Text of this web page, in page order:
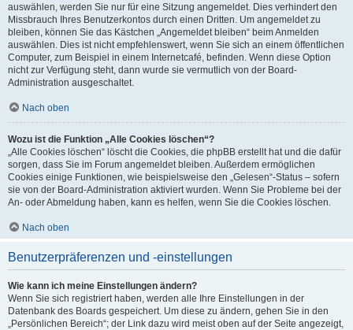
auswählen, werden Sie nur für eine Sitzung angemeldet. Dies verhindert den
Missbrauch Ihres Benutzerkontos durch einen Dritten. Um angemeldet zu
bleiben, können Sie das Kästchen „Angemeldet bleiben“ beim Anmelden
auswählen. Dies ist nicht empfehlenswert, wenn Sie sich an einem öffentlichen
Computer, zum Beispiel in einem Internetcafé, befinden. Wenn diese Option
nicht zur Verfügung steht, dann wurde sie vermutlich von der Board-
Administration ausgeschaltet.
Nach oben
Wozu ist die Funktion „Alle Cookies löschen“?
„Alle Cookies löschen“ löscht die Cookies, die phpBB erstellt hat und die dafür
sorgen, dass Sie im Forum angemeldet bleiben. Außerdem ermöglichen
Cookies einige Funktionen, wie beispielsweise den „Gelesen“-Status – sofern
sie von der Board-Administration aktiviert wurden. Wenn Sie Probleme bei der
An- oder Abmeldung haben, kann es helfen, wenn Sie die Cookies löschen.
Nach oben
Benutzerpräferenzen und -einstellungen
Wie kann ich meine Einstellungen ändern?
Wenn Sie sich registriert haben, werden alle Ihre Einstellungen in der
Datenbank des Boards gespeichert. Um diese zu ändern, gehen Sie in den
„Persönlichen Bereich“; der Link dazu wird meist oben auf der Seite angezeigt,